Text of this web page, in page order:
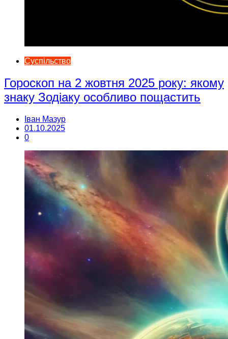
Суспільство
Гороскоп на 2 жовтня 2025 року: якому
знаку Зодіаку особливо пощастить
Іван Мазур
01.10.2025
0